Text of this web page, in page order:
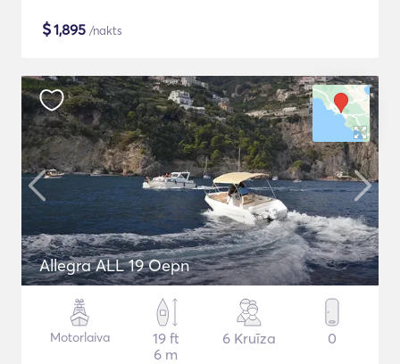
$1,895 /nakts
Allegra ALL 19 Oepn
Motorlaiva
19 ft
6 m
6 Kruīza 0